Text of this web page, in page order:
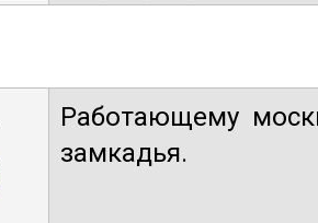
Работающему
замкадья.